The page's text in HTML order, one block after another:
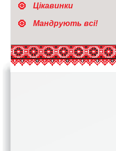
Цікавинки
Мандрують всі!